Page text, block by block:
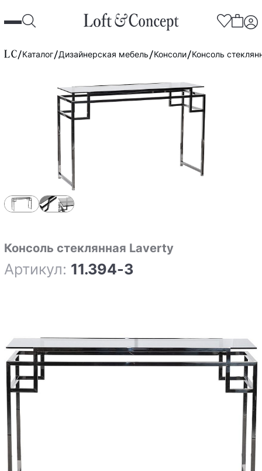
Каталог Дизайнерская мебель Консоли Консоль
Консоль стеклянная Laverty
Артикул: 11.394-3